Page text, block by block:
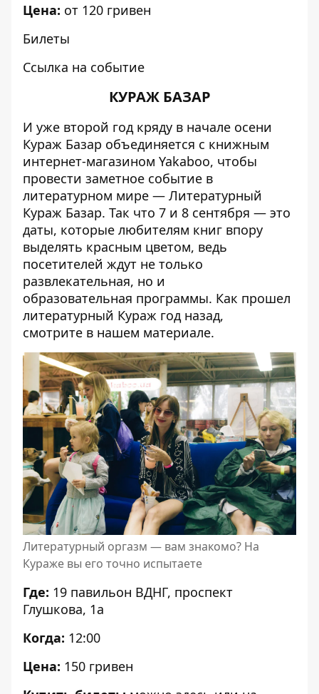
Цена: от 120 гривен
Билеты
Ссылка на событие
КУРАЖ БАЗАР
И уже второй год кряду в начале осени
Кураж Базар объединяется с книжным
интернет-магазином Yakaboo, чтобы
провести заметное событие в
литературном мире — Литературный
Кураж Базар. Так что 7 и 8 сентября — это
даты, которые любителям книг впору
выделять красным цветом, ведь
посетителей ждут не только
развлекательная, но и
образовательная программы. Как прошел
литературный Кураж год назад,
смотрите в нашем материале.
Литературный оргазм — вам знакомо? На
Кураже вы его точно испытаете
Где: 19 павильон ВДНГ, проспект
Глушкова, 1а
Когда: 12:00
Цена: 150 гривен